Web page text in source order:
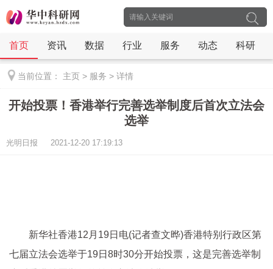
首页 资讯 数据 行业 服务 动态 科研
当前位置： 主页 > 服务 > 详情
开始投票！香港举行完善选举制度后首次立法会
选举
光明日报 2021-12-20 17:19:13
新华社香港12月19日电(记者查文晔)香港特别行政区第
七届立法会选举于19日8时30分开始投票，这是完善选举制